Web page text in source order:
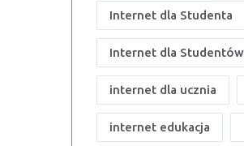
Internet dla Studenta
Internet dla Studentów
internet dla ucznia
internet edukacja